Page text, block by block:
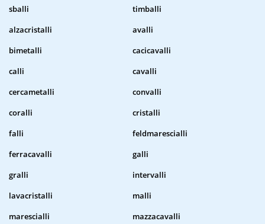
sballi
timballi
alzacristalli
avalli
bimetalli
cacicavalli
calli
cavalli
cercametalli
convalli
coralli
cristalli
falli
feldmarescialli
ferracavalli
galli
gralli
intervalli
lavacristalli
malli
marescialli
mazzacavalli